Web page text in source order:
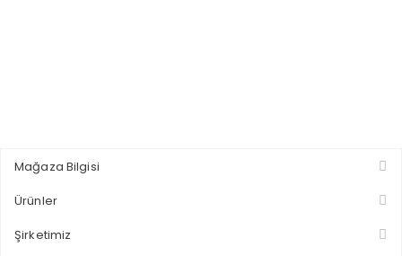
Mağaza Bilgisi
Ürünler
Şirketimiz